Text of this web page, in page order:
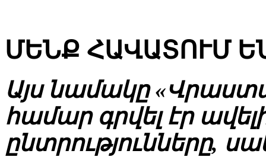
ՄԵՆՔ ՀԱՎԱՏՈՒՄ
Այս նամակը
համար գրվել էր
ընտրությունները,